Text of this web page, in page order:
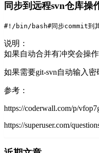
同步到远程svn仓库操
#!/bin/bash#同步commit到
说明：
如果自动合并有冲突会操
如果需要git-svn自动输入密
参考：
https://coderwall.com/p/
https://superuser.com/